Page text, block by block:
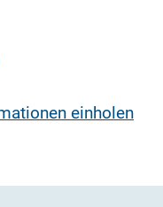
einholen